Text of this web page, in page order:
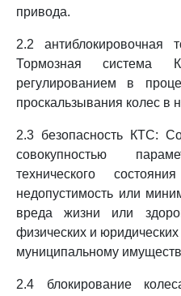
привода.
2.2 антиблокировочная
Тормозная система
регулированием в
проскальзывания колес в
2.3 безопасность КТС:
совокупностью
технического
недопустимость или
вреда жизни или
физических и
муниципальному
2.4 блокирование